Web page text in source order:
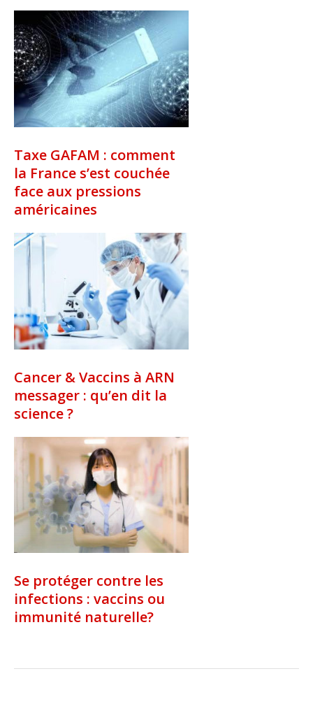
Taxe GAFAM : comment
la France s’est couchée
face aux pressions
américaines
Cancer & Vaccins à ARN
messager : qu’en dit la
science ?
Se protéger contre les
infections : vaccins ou
immunité naturelle?